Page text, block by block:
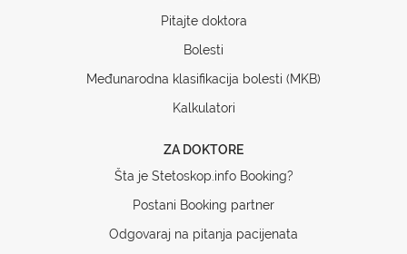
Pitajte doktora
Bolesti
Međunarodna klasifikacija bolesti (MKB)
Kalkulatori
ZA DOKTORE
Šta je Stetoskop.info Booking?
Postani Booking partner
Odgovaraj na pitanja pacijenata